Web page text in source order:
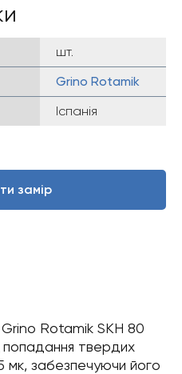
шт.
Grino Rotamik
Іспанія
замір
Rotamik SKH 80
твердих
мк, забезпечуючи його